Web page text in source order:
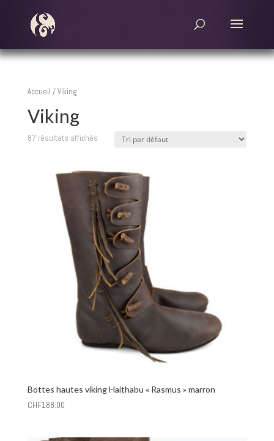
Accueil / Viking
Viking
87 résultats affichés
Bottes hautes viking Haithabu « Rasmus » marron
CHF188.00